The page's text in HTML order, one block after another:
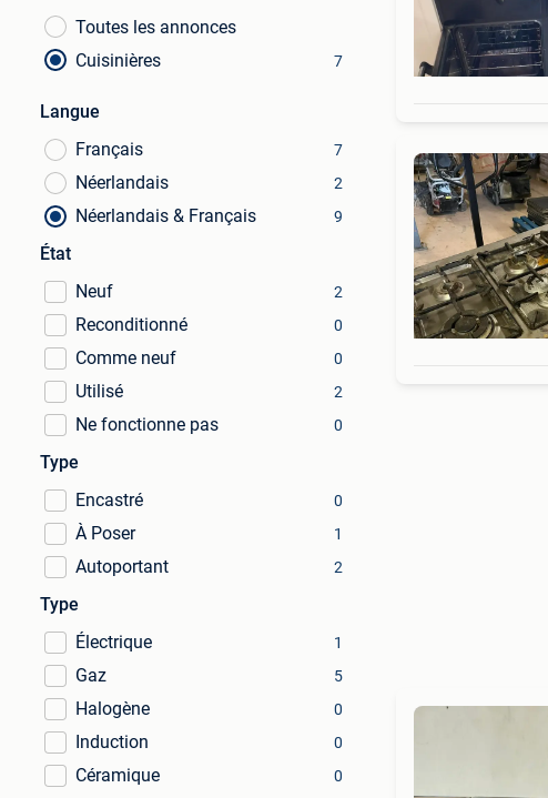
Toutes les annonces
Cuisinières
7
Langue
Français
7
Néerlandais 2
Néerlandais & Français 9
État
Neuf
2
Reconditionné 0
Comme neuf 0
Utilisé 2
Ne fonctionne pas 0
Type
Encastré
0
À Poser 1
Autoportant 2
Type
Électrique
1
Gaz 5
Halogène 0
Induction 0
Céramique 0